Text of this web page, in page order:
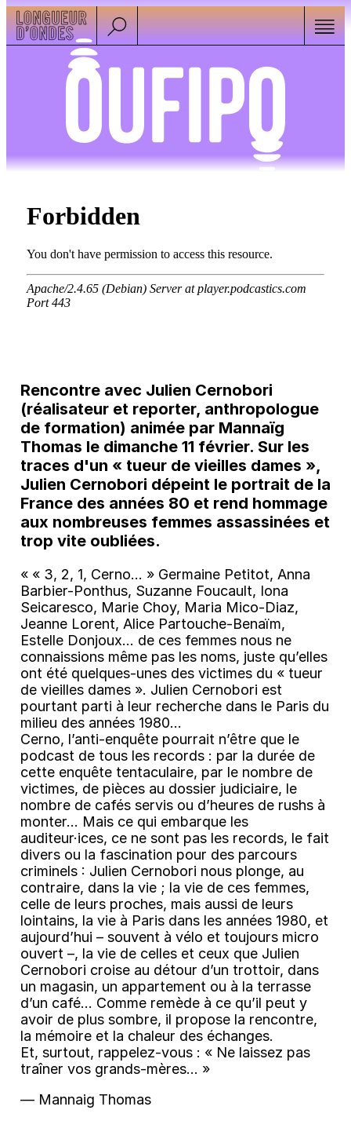
Rencontre avec Julien Cernobori
(réalisateur et reporter, anthropologue
de formation) animée par Mannaïg
Thomas le dimanche 11 février. Sur les
traces d'un « tueur de vieilles dames »,
Julien Cernobori dépeint le portrait de la
France des années 80 et rend hommage
aux nombreuses femmes assassinées et
trop vite oubliées.
« « 3, 2, 1, Cerno... » Germaine Petitot, Anna
Barbier-Ponthus, Suzanne Foucault, Iona
Seicaresco, Marie Choy, Maria Mico-Diaz,
Jeanne Lorent, Alice Partouche-Benaïm,
Estelle Donjoux... de ces femmes nous ne
connaissions même pas les noms, juste qu’elles
ont été quelques-unes des victimes du « tueur
de vieilles dames ». Julien Cernobori est
pourtant parti à leur recherche dans le Paris du
milieu des années 1980…
Cerno, l’anti-enquête pourrait n’être que le
podcast de tous les records : par la durée de
cette enquête tentaculaire, par le nombre de
victimes, de pièces au dossier judiciaire, le
nombre de cafés servis ou d’heures de rushs à
monter... Mais ce qui embarque les
auditeur·ices, ce ne sont pas les records, le fait
divers ou la fascination pour des parcours
criminels : Julien Cernobori nous plonge, au
contraire, dans la vie ; la vie de ces femmes,
celle de leurs proches, mais aussi de leurs
lointains, la vie à Paris dans les années 1980, et
aujourd’hui – souvent à vélo et toujours micro
ouvert –, la vie de celles et ceux que Julien
Cernobori croise au détour d’un trottoir, dans
un magasin, un appartement ou à la terrasse
d’un café... Comme remède à ce qu’il peut y
avoir de plus sombre, il propose la rencontre,
la mémoire et la chaleur des échanges.
Et, surtout, rappelez-vous : « Ne laissez pas
traîner vos grands-mères... »
― Mannaig Thomas